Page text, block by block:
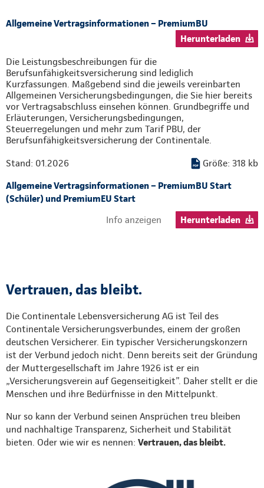
Allgemeine Vertragsinformationen – PremiumBU
Herunterladen
Die Leistungsbeschreibungen für die
Berufsunfähigkeitsversicherung sind lediglich
Kurzfassungen. Maßgebend sind die jeweils vereinbarten
Allgemeinen Versicherungsbedingungen, die Sie hier bereits
vor Vertragsabschluss einsehen können. Grundbegriffe und
Erläuterungen, Versicherungsbedingungen,
Steuerregelungen und mehr zum Tarif PBU, der
Berufsunfähigkeitsversicherung der Continentale.
Stand: 01.2026
Größe: 318 kb
Allgemeine Vertragsinformationen – PremiumBU Start
(Schüler) und PremiumEU Start
Info anzeigen
Herunterladen
Vertrauen, das bleibt.
Die Continentale Lebensversicherung AG ist Teil des
Continentale Versicherungsverbundes, einem der großen
deutschen Versicherer. Ein typischer Versicherungskonzern
ist der Verbund jedoch nicht. Denn bereits seit der Gründung
der Muttergesellschaft im Jahre 1926 ist er ein
„Versicherungsverein auf Gegenseitigkeit”. Daher stellt er die
Menschen und ihre Bedürfnisse in den Mittelpunkt.
Nur so kann der Verbund seinen Ansprüchen treu bleiben
und nachhaltige Transparenz, Sicherheit und Stabilität
bieten. Oder wie wir es nennen: Vertrauen, das bleibt.